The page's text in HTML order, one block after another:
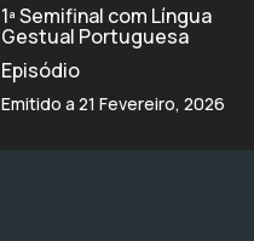
1ª Semifinal com Língua
Gestual Portuguesa
Episódio
Emitido a 21 Fevereiro, 2026